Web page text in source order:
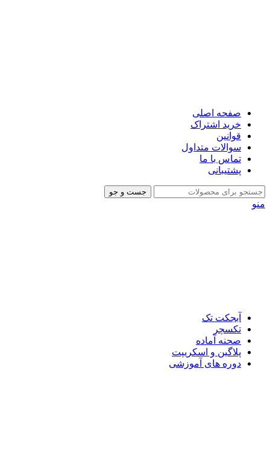
صفحه اصلی
خرید اشتراک
قوانین
سوالات متداول
تماس با ما
پشتیبانی
جست و جو
منو
آبجکت تک
تکسچر
صحنه آماده
پلاگین و اسکریپت
دوره های آموزشی